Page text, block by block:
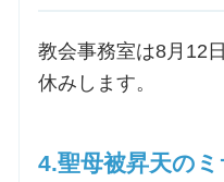
教会事務室は8月12
休みします。
4.聖母被昇天の